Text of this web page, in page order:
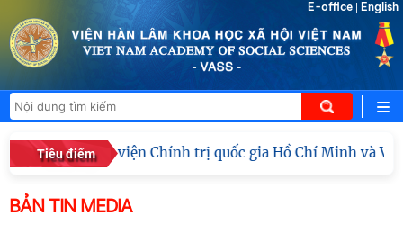
E-office English
Tiêu điểm
công tác Học viện Chính trị quốc gia Hồ Chí Minh và
BẢN TIN MEDIA